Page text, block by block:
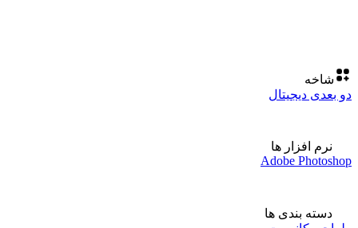
شاخه
دو بعدی دیجیتال
نرم افزار ها
Adobe Photoshop
دسته بندی ها